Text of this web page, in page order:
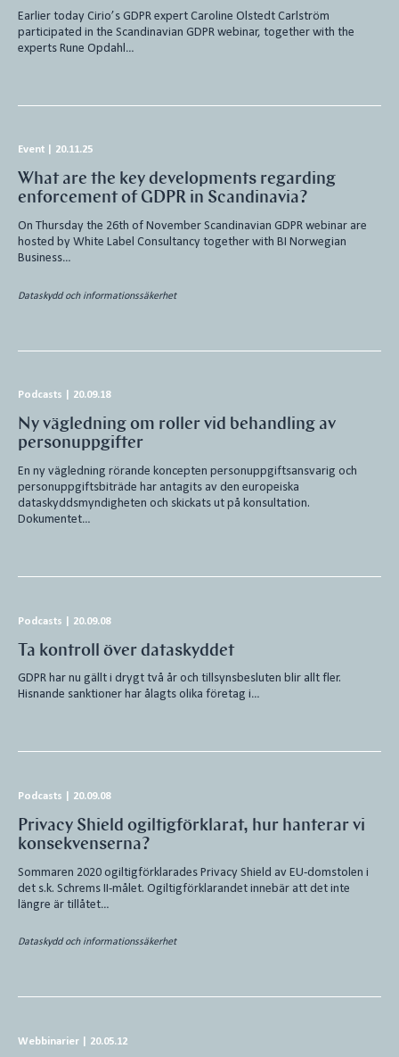
Earlier today Cirio’s GDPR expert Caroline Olstedt Carlström
participated in the Scandinavian GDPR webinar, together with the
experts Rune Opdahl…
Event 20.11.25
What are the key developments regarding
enforcement of GDPR in Scandinavia?
On Thursday the 26th of November Scandinavian GDPR webinar are
hosted by White Label Consultancy together with BI Norwegian
Business…
Dataskydd och informationssäkerhet
Podcasts 20.09.18
Ny vägledning om roller vid behandling av
personuppgifter
En ny vägledning rörande koncepten personuppgiftsansvarig och
personuppgiftsbiträde har antagits av den europeiska
dataskyddsmyndigheten och skickats ut på konsultation.
Dokumentet…
Podcasts 20.09.08
Ta kontroll över dataskyddet
GDPR har nu gällt i drygt två år och tillsynsbesluten blir allt fler.
Hisnande sanktioner har ålagts olika företag i…
Podcasts 20.09.08
Privacy Shield ogiltigförklarat, hur hanterar vi
konsekvenserna?
Sommaren 2020 ogiltigförklarades Privacy Shield av EU-domstolen i
det s.k. Schrems II-målet. Ogiltigförklarandet innebär att det inte
längre är tillåtet…
Dataskydd och informationssäkerhet
Webbinarier 20.05.12